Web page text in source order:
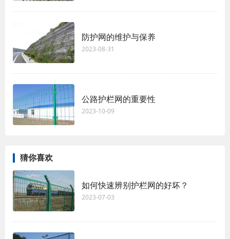
防护网的维护与保养
2023-08-31
公路护栏网的重要性
2023-10-09
猜你喜欢
如何快速辨别护栏网的好坏？
2023-07-03